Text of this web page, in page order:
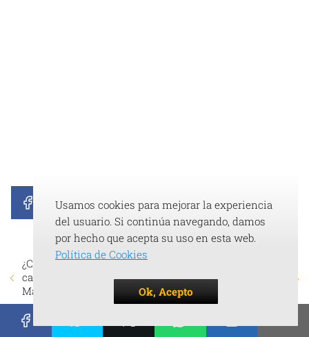
¿Cómo se limpia un
carro por dentro? Guía
Maestra de Taller
técnica que tu taller no
siempre te cuenta
Usamos cookies para mejorar la experiencia
del usuario. Si continúa navegando, damos
por hecho que acepta su uso en esta web.
Política de Cookies
Ok, Acepto